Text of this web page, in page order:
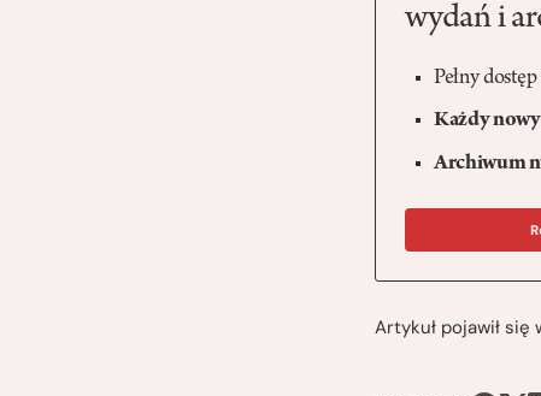
wydań i
Pełny
Każdy
Archiwum
Artykuł pojawił